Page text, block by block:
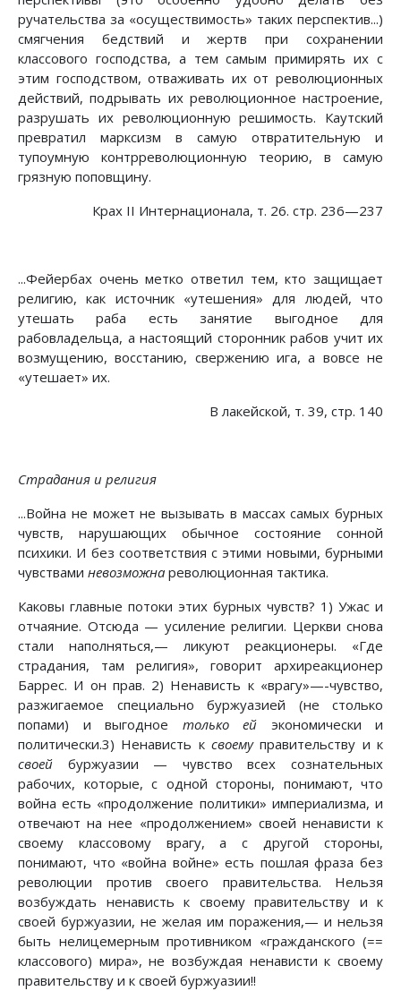
ручательства за «осуществимость» таких перспектив...)
смягчения бедствий и жертв при сохранении
классового господства, а тем самым примирять их с
этим господством, отваживать их от революционных
действий, подрывать их революционное настроение,
разрушать их революционную решимость. Каутский
превратил марксизм в самую отвратительную и
тупоумную контрреволюционную теорию, в самую
грязную поповщину.
Крах II Интернационала, т. 26. стр. 236—237
...Фейербах очень метко ответил тем, кто защищает
религию, как источник «утешения» для людей, что
утешать раба есть занятие выгодное для
рабовладельца, а настоящий сторонник рабов учит их
возмущению, восстанию, свержению ига, а вовсе не
«утешает» их.
В лакейской, т. 39, стр. 140
Страдания и религия
...Война не может не вызывать в массах самых бурных
чувств, нарушающих обычное состояние сонной
психики. И без соответствия с этими новыми, бурными
чувствами невозможна революционная тактика.
Каковы главные потоки этих бурных чувств? 1) Ужас и
отчаяние. Отсюда — усиление религии. Церкви снова
стали наполняться,— ликуют реакционеры. «Где
страдания, там религия», говорит архиреакционер
Баррес. И он прав. 2) Ненависть к «врагу»—-чувство,
разжигаемое специально буржуазией (не столько
попами) и выгодное только ей экономически и
политически.3) Ненависть к своемуправительству и к
своей буржуазии — чувство всех сознательных
рабочих, которые, с одной стороны, понимают, что
война есть «продолжение политики» империализма, и
отвечают на нее «продолжением» своей ненависти к
своему классовому врагу, а с другой стороны,
понимают, что «война войне» есть пошлая фраза без
революции против своего правительства. Нельзя
возбуждать ненависть к своему правительству и к
своей буржуазии, не желая им поражения,— и нельзя
быть нелицемерным противником «гражданского (==
классового) мира», не возбуждая ненависти к своему
правительству и к своей буржуазии!!